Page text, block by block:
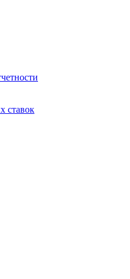
ставок